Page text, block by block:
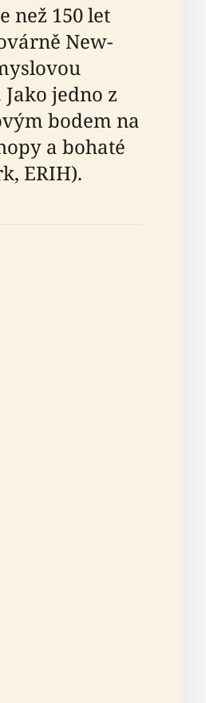
než 150 let
New-
jedno z
bodem na
a bohaté
ERIH).